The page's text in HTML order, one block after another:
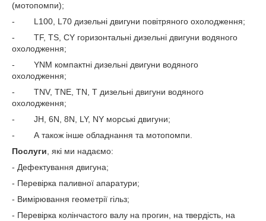
(мотопомпи);
- L100, L70 дизельні двигуни повітряного охолодження;
- TF, TS, CY горизонтальні дизельні двигуни водяного
охолодження;
- YNM компактні дизельні двигуни водяного
охолодження;
- TNV, TNE, TN, T дизельні двигуни водяного
охолодження;
- JH, 6N, 8N, LY, NY морські двигуни;
- А також інше обладнання та мотопомпи.
Послуги , які ми надаємо:
- Дефектування двигуна;
- Перевірка паливної апаратури;
- Вимірювання геометрії гільз;
- Перевірка колінчастого валу на прогин, на твердість, на